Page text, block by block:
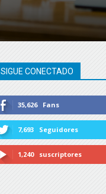
SIGUE CONECTADO
35,626 Fans
7,693 Seguidores
1,240 suscriptores